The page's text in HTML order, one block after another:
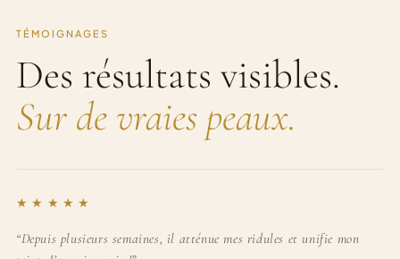
TÉMOIGNAGES
Des résultats visibles.
Sur de vraies peaux.
★ ★ ★ ★ ★
“Depuis plusieurs semaines, il atténue mes ridules et unifie mon